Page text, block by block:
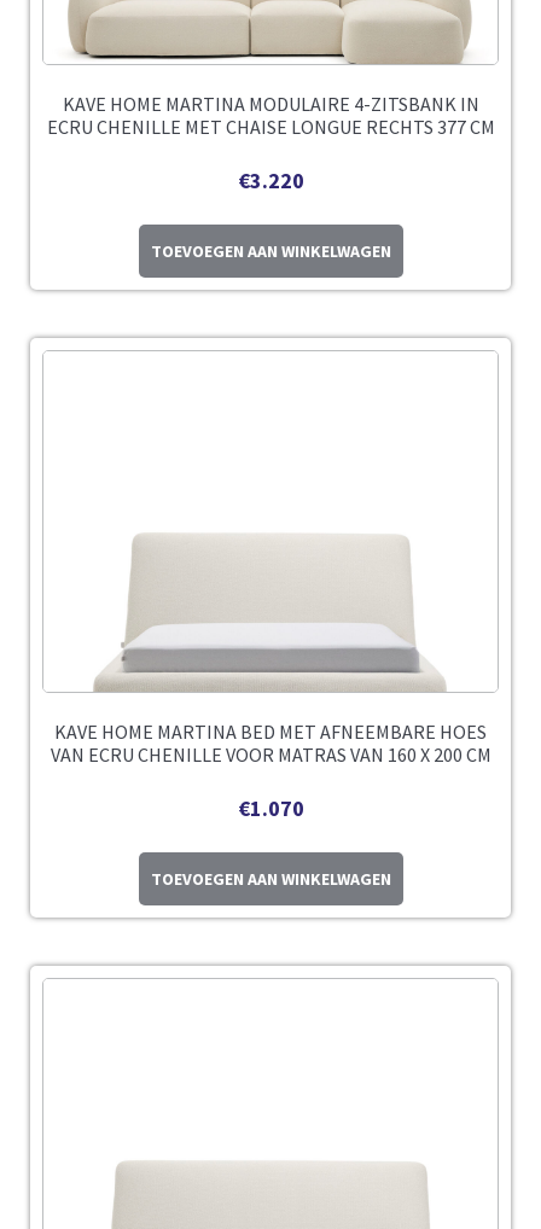
KAVE HOME MARTINA MODULAIRE 4-ZITSBANK IN
ECRU CHENILLE MET CHAISE LONGUE RECHTS 377 CM
€3.220
TOEVOEGEN AAN WINKELWAGEN
KAVE HOME MARTINA BED MET AFNEEMBARE HOES
VAN ECRU CHENILLE VOOR MATRAS VAN 160 X 200 CM
€1.070
TOEVOEGEN AAN WINKELWAGEN